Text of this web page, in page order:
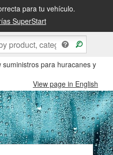
para tu vehículo.
SuperStart
suministros para huracanes y
View page in English